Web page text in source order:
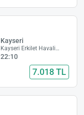
Kayseri
Kayseri Erkilet Havalimanı
22:10
7.018 TL